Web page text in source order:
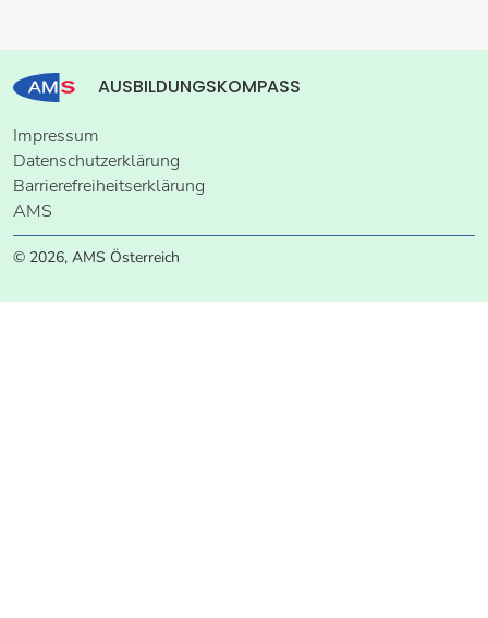
AUSBILDUNGSKOMPASS
Impressum
Datenschutzerklärung
Barrierefreiheitserklärung
AMS
© 2026, AMS Österreich